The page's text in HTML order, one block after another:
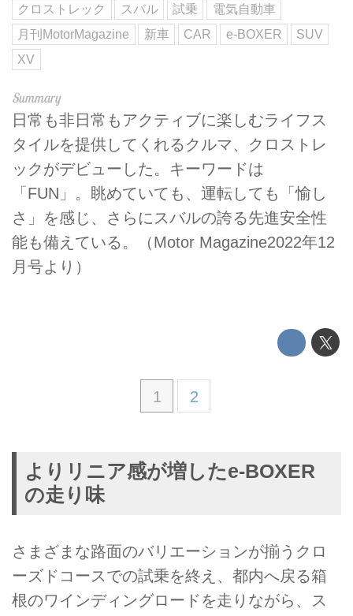
クロストレック スバル 試乗
電気自動車
月刊MotorMagazine
新車 CAR e-BOXER
SUV
XV
日常も非日常もアクティブに楽しむライフス
タイルを提供してくれるクルマ、クロストレ
ックがデビューした。キーワードは
「FUN」。眺めていても、運転しても「愉し
さ」を感じ、さらにスバルの誇る先進安全性
能も備えている。（Motor Magazine2022年12
月号より）
1 2
よりリニア感が増したe-BOXER
の走り味
さまざまな路面のバリエーションが揃うクロ
ーズドコースでの試乗を終え、都内へ戻る箱
根のワインディングロードを走りながら、ス